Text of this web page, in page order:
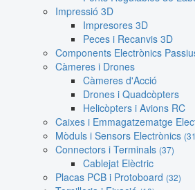
Impressió 3D
Impresores 3D
Peces i Recanvis 3D
Components Electrònics
Càmeres i Drones
Càmeres d'Acció
Drones i Quadcòpters
Helicòpters i Avions RC
Caixes i Emmagatzematge
Mòduls i Sensors Electrònics
Connectors i Terminals (37)
Cablejat Elèctric
Placas PCB i Protoboard (32)